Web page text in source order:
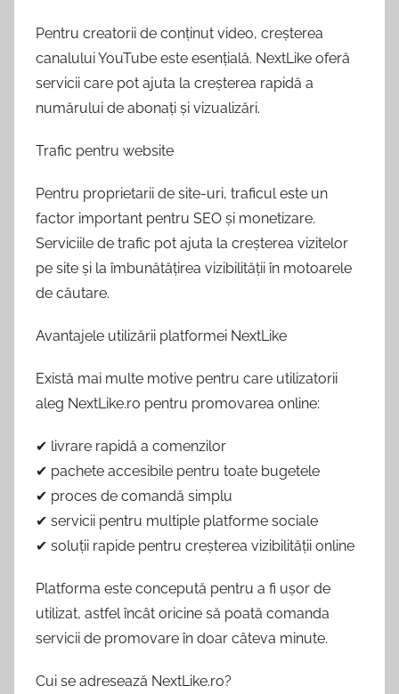
Pentru creatorii de conținut video, creșterea
canalului YouTube este esențială. NextLike oferă
servicii care pot ajuta la creșterea rapidă a
numărului de abonați și vizualizări.
Trafic pentru website
Pentru proprietarii de site-uri, traficul este un
factor important pentru SEO și monetizare.
Serviciile de trafic pot ajuta la creșterea vizitelor
pe site și la îmbunătățirea vizibilității în motoarele
de căutare.
Avantajele utilizării platformei NextLike
Există mai multe motive pentru care utilizatorii
aleg NextLike.ro pentru promovarea online:
✔ livrare rapidă a comenzilor
✔ pachete accesibile pentru toate bugetele
✔ proces de comandă simplu
✔ servicii pentru multiple platforme sociale
✔ soluții rapide pentru creșterea vizibilității online
Platforma este concepută pentru a fi ușor de
utilizat, astfel încât oricine să poată comanda
servicii de promovare în doar câteva minute.
Cui se adresează NextLike.ro?